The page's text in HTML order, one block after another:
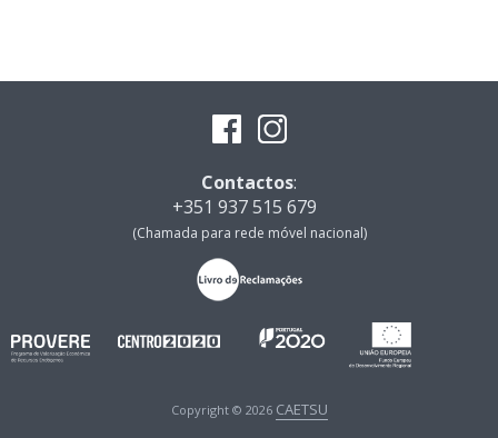
Contactos:
+351 937 515 679
(Chamada para rede móvel nacional)
Copyright © 2026 CAETSU